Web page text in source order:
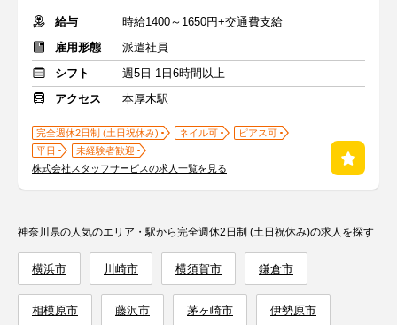
給与
時給1400～1650円+交通費支給
雇用形態
派遣社員
シフト
週5日 1日6時間以上
アクセス
本厚木駅
完全週休2日制 (土日祝休み) ネイル可
ピアス可
平日
未経験者歓迎
株式会社スタッフサービスの求人一覧を見る
神奈川県の人気のエリア・駅から完全週休2日制 (土日祝休み)の求人を探す
横浜市 川崎市 横須賀市 鎌倉市
相模原市 藤沢市 茅ヶ崎市 伊勢原市